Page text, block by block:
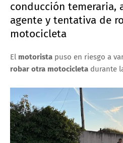
conducción temeraria,
agente y tentativa de
motocicleta
El motorista puso en riesgo a
robar otra motocicleta durante